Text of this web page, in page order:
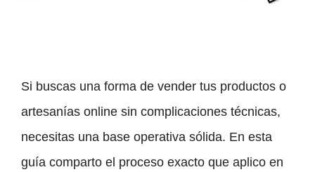
Si buscas una forma de vender tus productos o
artesanías online sin complicaciones técnicas,
necesitas una base operativa sólida. En esta
guía comparto el proceso exacto que aplico en